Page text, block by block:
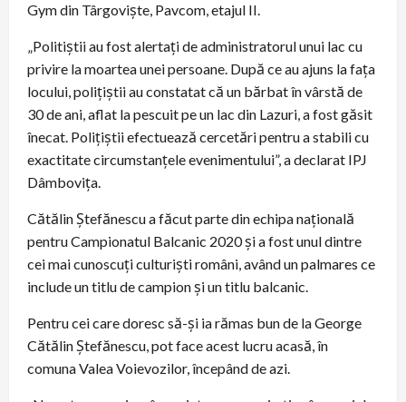
Gym din Târgoviște, Pavcom, etajul II.
„Politiștii au fost alertați de administratorul unui lac cu
privire la moartea unei persoane. După ce au ajuns la fața
locului, polițiștii au constatat că un bărbat în vârstă de
30 de ani, aflat la pescuit pe un lac din Lazuri, a fost găsit
înecat. Polițiștii efectuează cercetări pentru a stabili cu
exactitate circumstanțele evenimentului”, a declarat IPJ
Dâmbovița.
Cătălin Ștefănescu a făcut parte din echipa națională
pentru Campionatul Balcanic 2020 și a fost unul dintre
cei mai cunoscuți culturiști români, având un palmares ce
include un titlu de campion și un titlu balcanic.
Pentru cei care doresc să-și ia rămas bun de la George
Cătălin Ștefănescu, pot face acest lucru acasă, în
comuna Valea Voievozilor, începând de azi.